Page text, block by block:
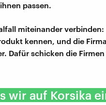
passen.
miteinander
kennen, und die
Dafür schicken die
wir auf Korsika